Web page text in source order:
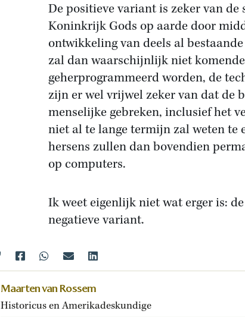
De positieve variant is zeker van de
Koninkrijk Gods op aarde door
ontwikkeling van deels al
zal dan waarschijnlijk niet
geherprogrammeerd worden, de
zijn er wel vrijwel zeker van dat de
menselijke gebreken, inclusief het
niet al te lange termijn zal weten te
hersens zullen dan bovendien
op computers.
Ik weet eigenlijk niet wat erger is:
negatieve variant.
Maarten van Rossem
Historicus en Amerikadeskundige